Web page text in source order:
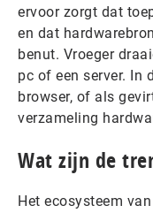
ervoor zorgt dat
en dat
benut. Vroeger
pc of een server. In
browser, of als
verzameling
Wat zijn de
Het ecosysteem